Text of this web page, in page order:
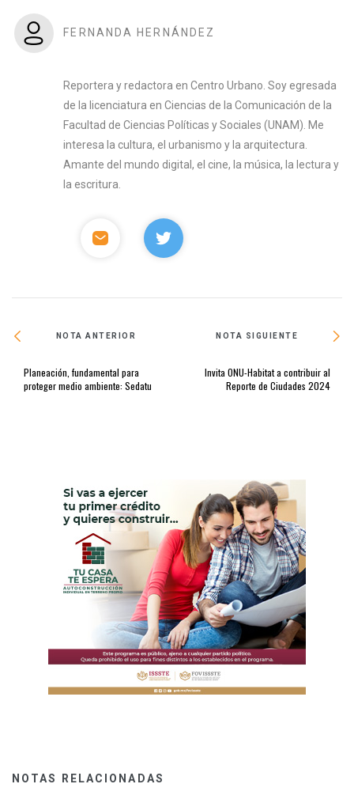
FERNANDA HERNÁNDEZ
Reportera y redactora en Centro Urbano. Soy egresada
de la licenciatura en Ciencias de la Comunicación de la
Facultad de Ciencias Políticas y Sociales (UNAM). Me
interesa la cultura, el urbanismo y la arquitectura.
Amante del mundo digital, el cine, la música, la lectura y
la escritura.
NOTA ANTERIOR
Planeación, fundamental para
proteger medio ambiente: Sedatu
NOTA SIGUIENTE
Invita ONU-Habitat a contribuir al
Reporte de Ciudades 2024
NOTAS RELACIONADAS